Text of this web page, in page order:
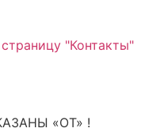
"Контакты"
«ОТ» !